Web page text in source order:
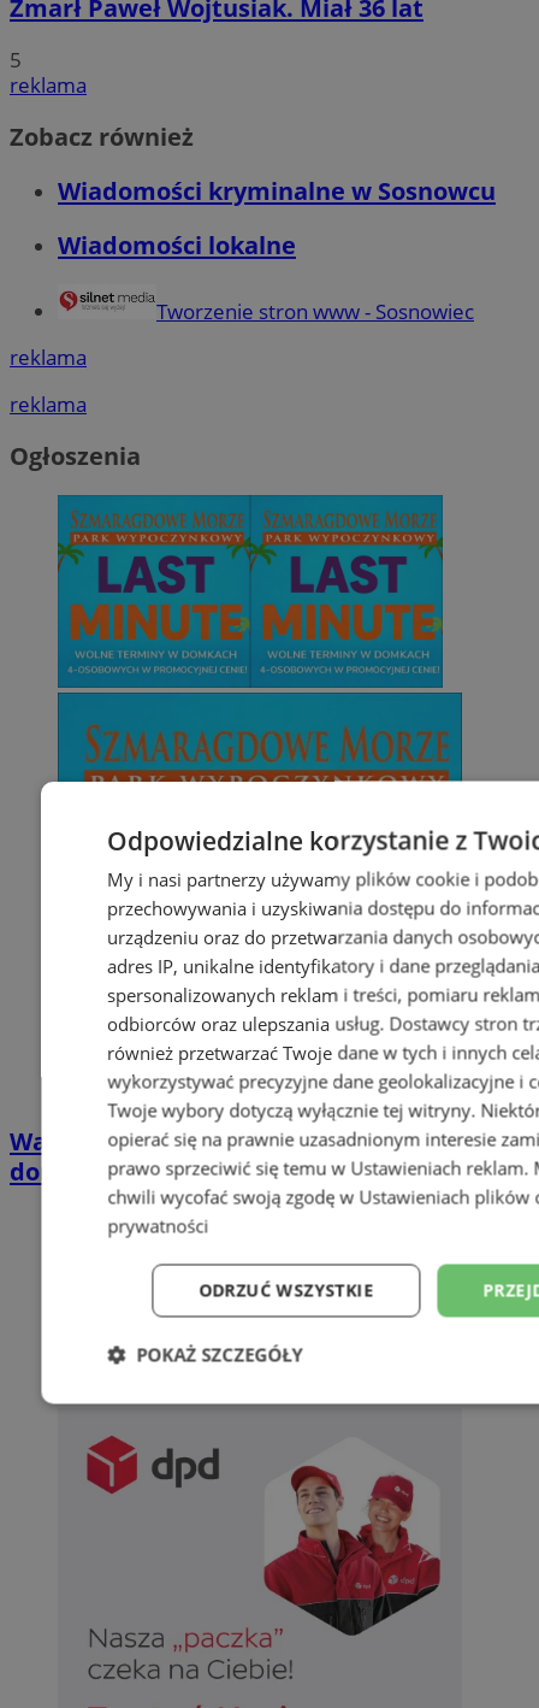
Zmarł Paweł Wojtusiak. Miał 36 lat
5
reklama
Zobacz również
Wiadomości kryminalne w Sosnowcu
Wiadomości lokalne
Tworzenie stron www - Sosnowiec
reklama
reklama
Ogłoszenia
Wakacyjny wypoczynek nad Bałtykiem w
domkach Szmaragdowe Morze
Odpowiedzialne korzystanie z
My i nasi partnerzy używamy plików cookie i
przechowywania i uzyskiwania dostępu do
urządzeniu oraz do przetwarzania danych
adres IP, unikalne identyfikatory i dane
spersonalizowanych reklam i treści, pomiaru
odbiorców oraz ulepszania usług. Dostawcy stron
również przetwarzać Twoje dane w tych i innych
wykorzystywać precyzyjne dane geolokalizacyjne i
Twoje wybory dotyczą wyłącznie tej witryny.
opierać się na prawnie uzasadnionym interesie
prawo sprzeciwić się temu w Ustawieniach reklam.
chwili wycofać swoją zgodę w Ustawieniach plików
prywatności
ODRZUĆ WSZYSTKIE
POKAŻ SZCZEGÓŁY
Niezbędne Wydajność
Niesklasyfikowane
Niezbędne Wydajność